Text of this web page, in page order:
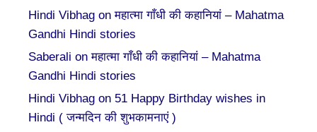
Hindi Vibhag onमहात्मा गाँधी की कहानियां – Mahatma
Gandhi Hindi stories
Saberali onमहात्मा गाँधी की कहानियां – Mahatma
Gandhi Hindi stories
Hindi Vibhag on 51 Happy Birthday wishes in
Hindi ( जन्मदिन की शुभकामनाएं )